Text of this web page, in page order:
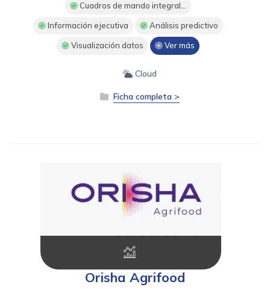
Cuadros de mando integral...
Información ejecutiva Análisis predictivo
Visualización datos Ver más
Cloud
Ficha completa >
Orisha Agrifood